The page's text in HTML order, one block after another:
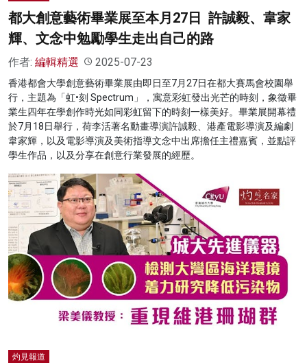
都大創意藝術畢業展至本月27日 許誠毅、韋家
輝、文念中勉勵學生走出自己的路
作者: 編輯精選 2025-07-23
香港都會大學創意藝術畢業展由即日至7月27日在都大賽馬會校園舉
行，主題為「虹•刻 Spectrum」，寓意彩虹發出光芒的時刻，象徵畢
業生四年在學創作時光如同彩虹留下的時刻一樣美好。畢業展開幕禮
於7月18日舉行，荷李活著名動畫導演許誠毅、港產電影導演及編劇
韋家輝，以及電影導演及美術指導文念中出席擔任主禮嘉賓，並點評
學生作品，以及分享在創意行業發展的經歷。
灼見報道